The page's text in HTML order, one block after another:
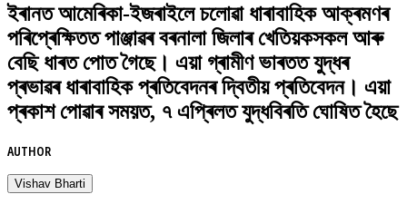
ইৰানত আমেৰিকা-ইজৰাইলে চলোৱা ধাৰাবাহিক আক্ৰমণৰ
পৰিপ্ৰেক্ষিতত পাঞ্জাৱৰ বৰনালা জিলাৰ খেতিয়কসকল আৰু
বেছি ধাৰত পোত গৈছে। এয়া গ্ৰামীণ ভাৰতত যুদ্ধৰ
প্ৰভাৱৰ ধাৰাবাহিক প্ৰতিবেদনৰ দ্বিতীয় প্ৰতিবেদন। এয়া
প্ৰকাশ পোৱাৰ সময়ত, ৭ এপ্ৰিলত যুদ্ধবিৰতি ঘোষিত হৈছে
AUTHOR
Vishav Bharti